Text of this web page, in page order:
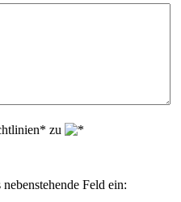
zu
Feld ein: